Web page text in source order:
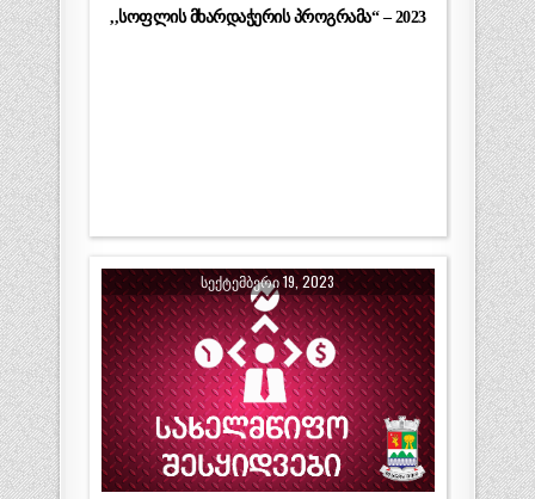
,,სოფლის მხარდაჭერის პროგრამა“ – 2023
ᲡᲔᲥᲢᲔᲛᲑᲔᲠᲘ 19, 2023